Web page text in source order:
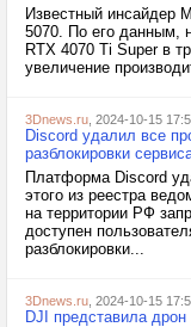
Известный инсайдер
5070. По его данным,
RTX 4070 Ti Super в
увеличение
3Dnews.ru , 2024-10-15
Discord удалил все
разблокировки
Платформа Discord
этого из реестра
на территории РФ
доступен
разблокировки...
3Dnews.ru , 2024-10-15
DJI представила